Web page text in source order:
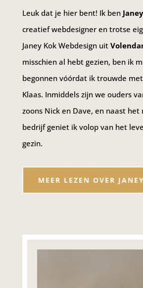
Leuk dat je hier bent! Ik ben
creatief webdesigner en trotse
Janey Kok Webdesign uit
misschien al hebt gezien, ben ik
begonnen vóórdat ik trouwde
Klaas. Inmiddels zijn we ouders
zoons Nick en Dave, en naast
bedrijf geniet ik volop van het
gezin.
MEER LEZEN OVER JANEY